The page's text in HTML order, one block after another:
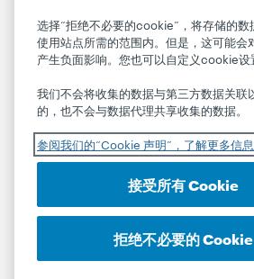
关于
关于 OCLC
尊重与归属感
领导团队
成员
信任中心
选择“拒绝不必要的cookie”，将存储的数
使用站点所需的范围内。但是，这可能会
产生负面影响。您也可以自定义cookie设
我们不会将收集的数据与第三方数据关联
的，也不会与数据代理共享收集的数据。
参阅我们的“Cookie 声明”，了解更多信息
接受所有 Cookie
拒绝不必要的 Cookie